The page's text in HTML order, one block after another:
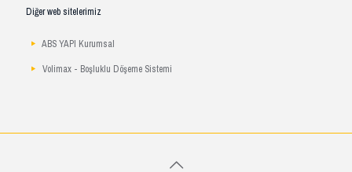
Diğer web sitelerimiz
ABS YAPI Kurumsal
Volimax - Boşluklu Döşeme Sistemi